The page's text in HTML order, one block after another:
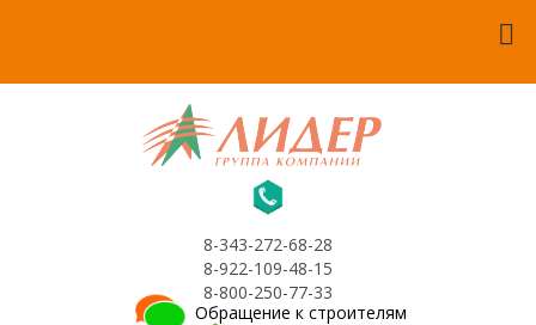
8-343-272-68-28
8-922-109-48-15
8-800-250-77-33
Обращение к строителям